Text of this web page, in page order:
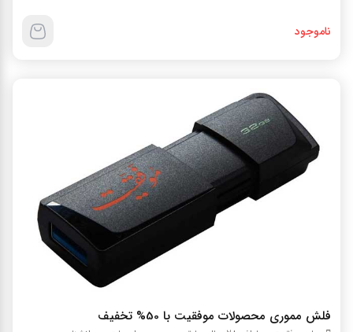
ناموجود
فلش مموري محصولات موفقيت با 50% تخفيف